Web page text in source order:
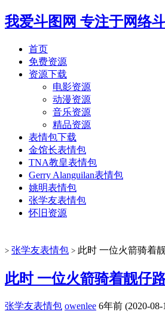
我爱斗图网 专注于网络
首页
免费资源
资源下载
电影资源
动漫资源
音乐资源
精品资源
表情包下载
金馆长表情包
TNA教皇表情包
Gerry Alanguilan表情包
姚明表情包
张学友表情包
怀旧资源
> 张学友表情包 > 此时 一位火箭骑着
此时 一位火箭骑着靓仔
张学友表情包 owenlee 6年前 (2020-08-